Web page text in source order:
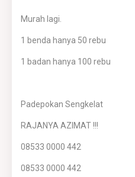
Murah lagi.
1 benda hanya 50 rebu
1 badan hanya 100 rebu
Padepokan Sengkelat
RAJANYA AZIMAT !!!
08533 0000 442
08533 0000 442